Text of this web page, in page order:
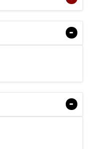
-
-